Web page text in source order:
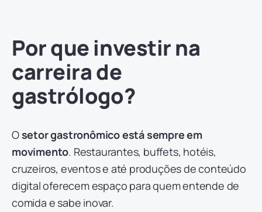
Por que investir na
carreira de
gastrólogo?
O setor gastronômico está sempre em
movimento. Restaurantes, buffets, hotéis,
cruzeiros, eventos e até produções de conteúdo
digital oferecem espaço para quem entende de
comida e sabe inovar.